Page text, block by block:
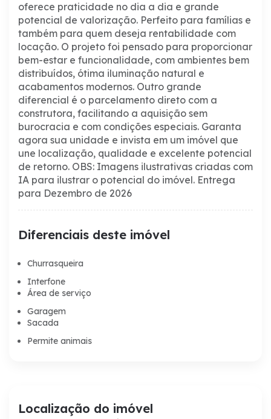
oferece praticidade no dia a dia e grande
potencial de valorização. Perfeito para famílias e
também para quem deseja rentabilidade com
locação. O projeto foi pensado para proporcionar
bem-estar e funcionalidade, com ambientes bem
distribuídos, ótima iluminação natural e
acabamentos modernos. Outro grande
diferencial é o parcelamento direto com a
construtora, facilitando a aquisição sem
burocracia e com condições especiais. Garanta
agora sua unidade e invista em um imóvel que
une localização, qualidade e excelente potencial
de retorno. OBS: Imagens ilustrativas criadas com
IA para ilustrar o potencial do imóvel. Entrega
para Dezembro de 2026
Diferenciais deste imóvel
Churrasqueira
Interfone
Área de serviço
Garagem
Sacada
Permite animais
Localização do imóvel